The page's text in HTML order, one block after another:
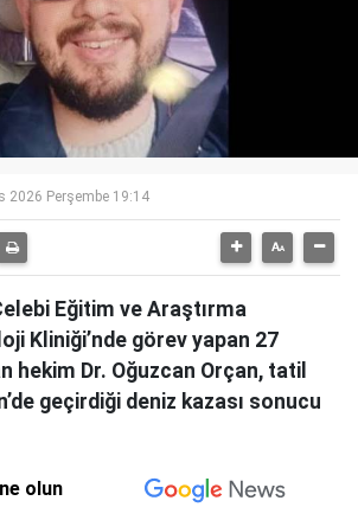
2026 Perşembe 19:14
Eğitim ve Araştırma
Kliniği’nde görev yapan 27
hekim Dr. Oğuzcan Orçan, tatil
geçirdiği deniz kazası sonucu
olun